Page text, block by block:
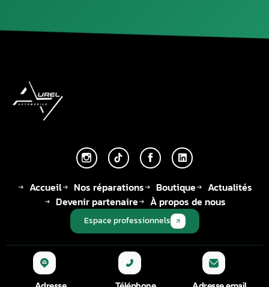
Accueil Nos réparations Boutique
Actualités
Devenir partenaire
À propos de nous
Espace professionnels